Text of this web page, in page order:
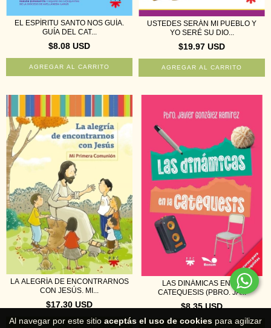
Al navegar por este sitio aceptás el uso de cookies para agilizar
EL ESPÍRITU SANTO NOS GUÍA.
GUÍA DEL CAT...
$8.08 USD
USTEDES SERÁN MI PUEBLO Y
YO SERÉ SU DIO...
$19.97 USD
LA ALEGRÍA DE ENCONTRARNOS
CON JESÚS. MI...
$17.30 USD
LAS DINÁMICAS EN LA
CATEQUESIS (PBRO. JA...
$8.35 USD